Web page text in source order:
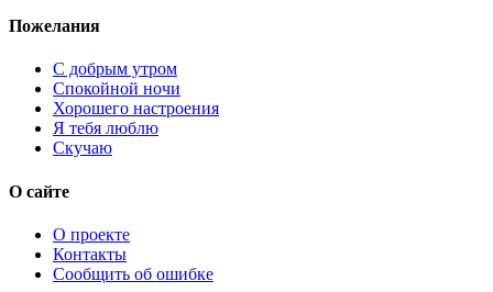
Пожелания
С добрым утром
Спокойной ночи
Хорошего настроения
Я тебя люблю
Скучаю
О сайте
О проекте
Контакты
Сообщить об ошибке